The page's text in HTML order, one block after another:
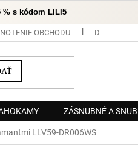
% s kódom LILI5
OBCHODU DOPRAVA A
ZÁSNUBNÉ A
LLV59-DR006WS